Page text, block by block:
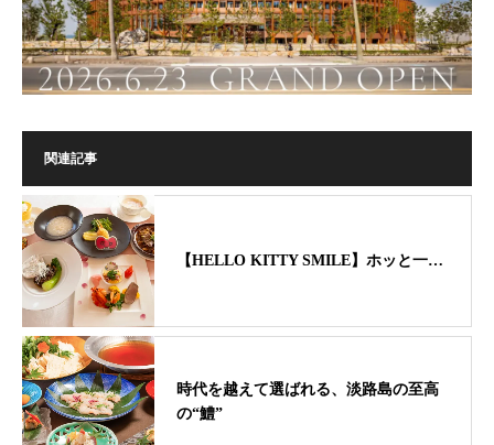
関連記事
【HELLO KITTY SMILE】ホッと一…
時代を越えて選ばれる、淡路島の至高
の“鱧”